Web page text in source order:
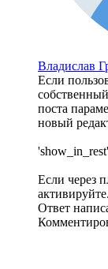
Владислав
Если
поста
новый
Если через
активируйте.
Ответ